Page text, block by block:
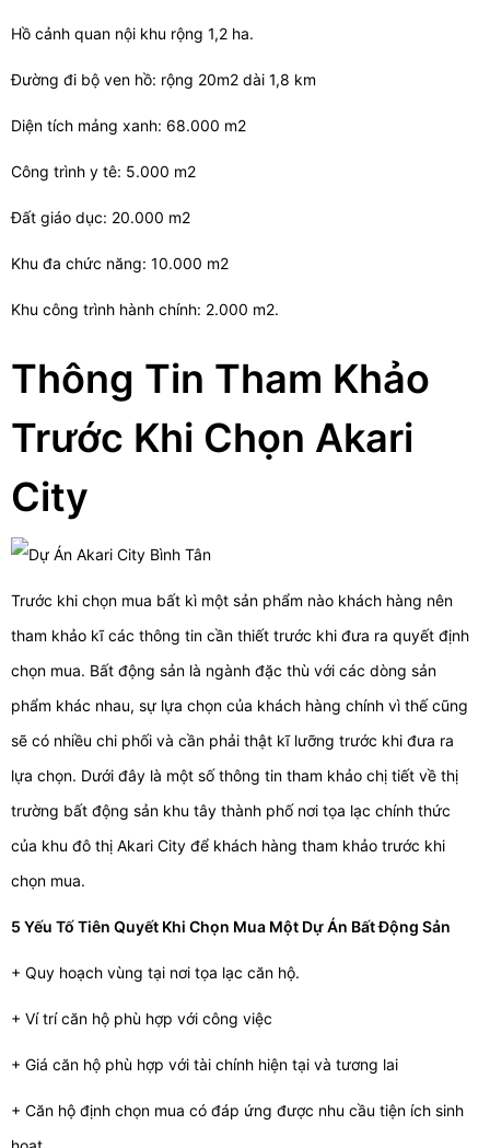
Hồ cảnh quan nội khu rộng 1,2 ha.
Đường đi bộ ven hồ: rộng 20m2 dài 1,8 km
Diện tích mảng xanh: 68.000 m2
Công trình y tê: 5.000 m2
Đất giáo dục: 20.000 m2
Khu đa chức năng: 10.000 m2
Khu công trình hành chính: 2.000 m2.
Thông Tin Tham Khảo
Trước Khi Chọn Akari
City
Trước khi chọn mua bất kì một sản phẩm nào khách hàng nên
tham khảo kĩ các thông tin cần thiết trước khi đưa ra quyết định
chọn mua. Bất động sản là ngành đặc thù với các dòng sản
phẩm khác nhau, sự lựa chọn của khách hàng chính vì thế cũng
sẽ có nhiều chi phối và cần phải thật kĩ lưỡng trước khi đưa ra
lựa chọn. Dưới đây là một số thông tin tham khảo chị tiết về thị
trường bất động sản khu tây thành phố nơi tọa lạc chính thức
của khu đô thị Akari City để khách hàng tham khảo trước khi
chọn mua.
5 Yếu Tố Tiên Quyết Khi Chọn Mua Một Dự Án Bất Động Sản
+ Quy hoạch vùng tại nơi tọa lạc căn hộ.
+ Ví trí căn hộ phù hợp với công việc
+ Giá căn hộ phù hợp với tài chính hiện tại và tương lai
+ Căn hộ định chọn mua có đáp ứng được nhu cầu tiện ích sinh